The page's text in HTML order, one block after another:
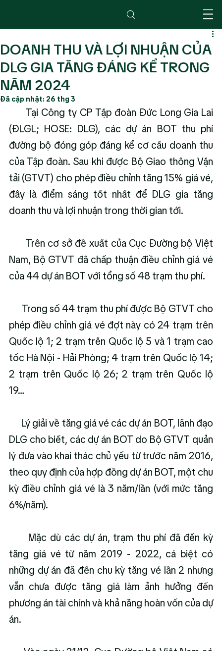
DOANH THU VÀ LỢI NHUẬN CỦA
DLG GIA TĂNG ĐÁNG KỂ TRONG
NĂM 2024
Đã cập nhật: 26 thg 3
(ĐLGL; HOSE: DLG), các dự án BOT thu phí
đường bộ đóng góp đáng kể cơ cấu doanh thu
của Tập đoàn. Sau khi được Bộ Giao thông Vận
tải (GTVT) cho phép điều chỉnh tăng 15% giá vé,
đây là điểm sáng tốt nhất để DLG gia tăng
doanh thu và lợi nhuận trong thời gian tới.
Nam, Bộ GTVT đã chấp thuận điều chỉnh giá vé
của 44 dự án BOT với tổng số 48 trạm thu phí.
phép điều chỉnh giá vé đợt này có 24 trạm trên
Quốc lộ 1; 2 trạm trên Quốc lộ 5 và 1 trạm cao
tốc Hà Nội - Hải Phòng; 4 trạm trên Quốc lộ 14;
2 trạm trên Quốc lộ 26; 2 trạm trên Quốc lộ
19…
DLG cho biết, các dự án BOT do Bộ GTVT quản
lý đưa vào khai thác chủ yếu từ trước năm 2016,
theo quy định của hợp đồng dự án BOT, một chu
kỳ điều chỉnh giá vé là 3 năm/lần (với mức tăng
6%/năm).
tăng giá vé từ năm 2019 - 2022, cá biệt có
những dự án đã đến chu kỳ tăng vé lần 2 nhưng
vẫn chưa được tăng giá làm ảnh hưởng đến
phương án tài chính và khả năng hoàn vốn của dự
án.